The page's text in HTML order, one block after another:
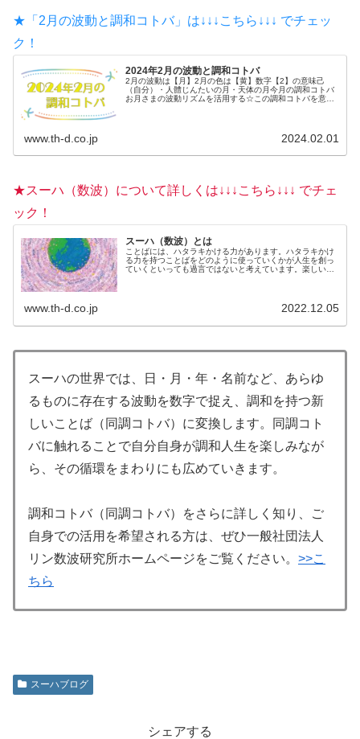
★「2月の波動と調和コトバ」は↓↓↓こちら↓↓↓ でチェッ
ク！
2024年2月の波動と調和コトバ
2月の波動は【月】2月の色は【黄】数字【2】の意味己
（自分）・人體じんたいの月・天体の月今月の調和コトバ
お月さまの波動リズムを活用する☆この調和コトバを意識
www.th-d.co.jp 2024.02.01
★スーハ（数波）について詳しくは↓↓↓こちら↓↓↓ でチェ
ック！
スーハ（数波）とは
ことばには、ハタラキかける力があります。ハタラキかけ
る力を持つことばをどのように使っていくかが人生を創っ
ていくといっても過言ではないと考えています。楽しいこ
www.th-d.co.jp 2022.12.05
スーハの世界では、日・月・年・名前など、あらゆ
るものに存在する波動を数字で捉え、調和を持つ新
しいことば（同調コトバ）に変換します。同調コト
バに触れることで自分自身が調和人生を楽しみなが
ら、その循環をまわりにも広めていきます。
調和コトバ（同調コトバ）をさらに詳しく知り、ご
自身での活用を希望される方は、ぜひ一般社団法人
リン数波研究所ホームページをご覧ください。 >>こ
ちら
スーハブログ
シェアする